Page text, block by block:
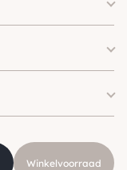
Winkelvoorraad